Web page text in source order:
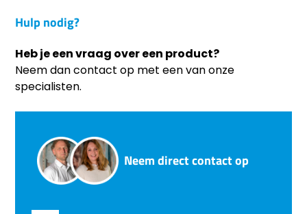
Hulp nodig?
Heb je een vraag over een product?
Neem dan contact op met een van onze
specialisten.
Neem direct contact op